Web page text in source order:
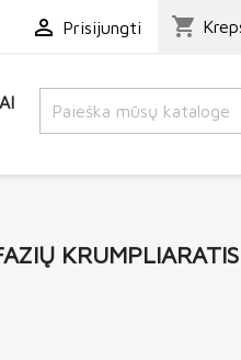
 Prisijungti shopping_cart
KRUMPLIARATIS